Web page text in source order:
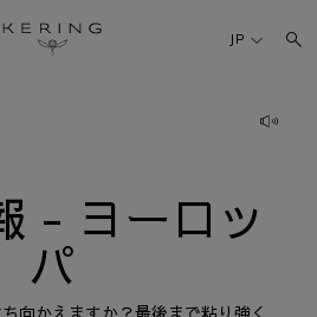
人材
JP
- ヨーロッ
パ
向かえますか？最後まで粘り強く